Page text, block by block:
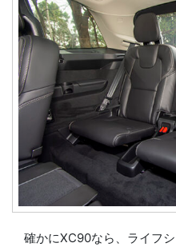
確かにXC90なら、ライフ